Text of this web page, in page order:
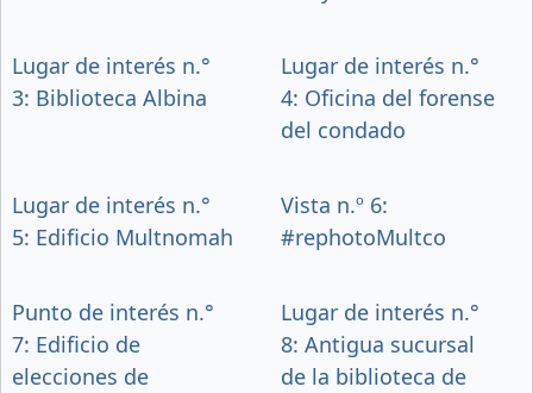
Lugar de interés n.°
3: Biblioteca Albina
Lugar de interés n.°
4: Oficina del forense
del condado
Lugar de interés n.°
5: Edificio Multnomah
Vista n.º 6:
#rephotoMultco
Punto de interés n.°
7: Edificio de
elecciones de
Lugar de interés n.°
8: Antigua sucursal
de la biblioteca de